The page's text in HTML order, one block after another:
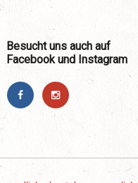
Besucht uns auch auf
Facebook und Instagram